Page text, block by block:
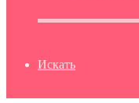
Искать